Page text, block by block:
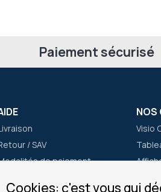
Cookies: c'est vous qui
Paiement sécurisé
/ SAV
de paiement
NOS
Visio